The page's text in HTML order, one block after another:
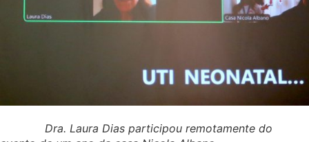
Dra. Laura Dias participou remotamente do